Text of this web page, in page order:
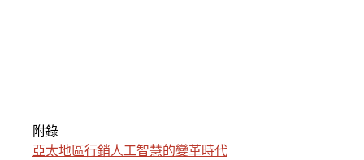
附錄
亞太地區行銷人工智慧的變革時代